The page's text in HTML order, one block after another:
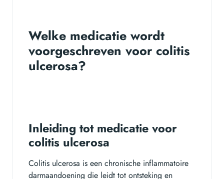
Welke medicatie wordt
voorgeschreven voor colitis
ulcerosa?
Inleiding tot medicatie voor
colitis ulcerosa
Colitis ulcerosa is een chronische inflammatoire
darmaandoening die leidt tot ontsteking en